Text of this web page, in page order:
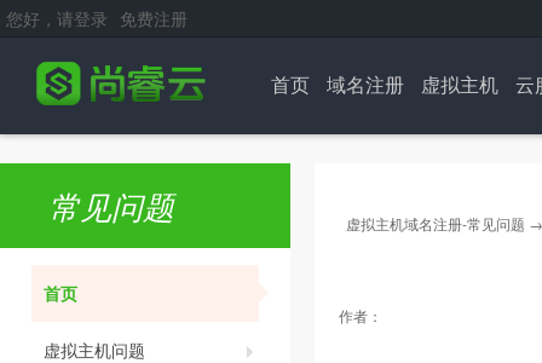
您好，请登录 免费注册
首页 域名注册 虚拟主机 云
常见问题
首页
虚拟主机问题
虚拟主机域名注册-常见问题
作者：